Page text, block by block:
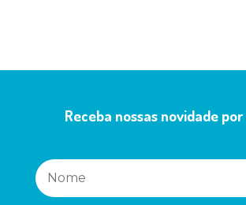
Receba nossas novidade